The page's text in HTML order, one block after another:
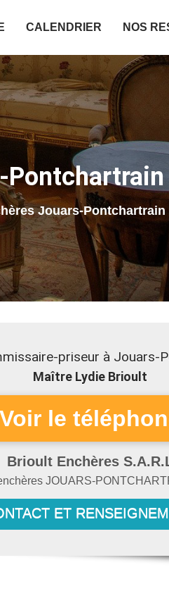
CALENDRIER NOS
Pontchartrain
Jouars-Pontchartrain
priseur à Jouars-
Maître Lydie Brioult
Brioult Enchères
JOUARS-
ET